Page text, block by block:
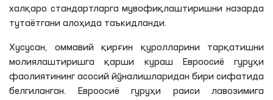
халқаро стандартларга мувофиқлаштиришни назарда
тутаётгани алоҳида таъкидланди.
Хусусан, оммавий қирғин қуролларини тарқатишни
молиялаштиришга қарши кураш Евроосиё гуруҳи
фаолиятининг асосий йўналишларидан бири сифатида
белгиланган. Евроосиё гуруҳи раиси лавозимига